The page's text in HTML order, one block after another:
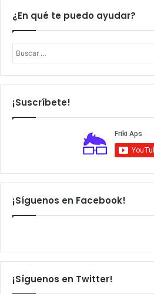
¿En qué te puedo ayudar?
¡Suscríbete!
¡Síguenos en Facebook!
¡Síguenos en Twitter!